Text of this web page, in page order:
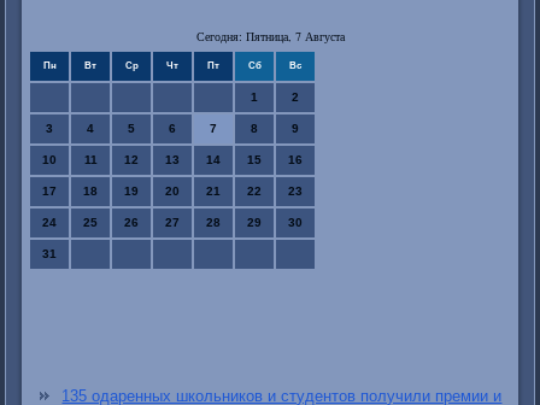
Сегодня: Пятница, 7 Августа
Пн Вт Ср Чт Пт Сб Вс
1 2
3 4 5 6 7 8 9
10 11 12 13 14 15 16
17 18 19 20 21 22 23
24 25 26 27 28 29 30
31
135 одаренных школьников и студентов получили премии и